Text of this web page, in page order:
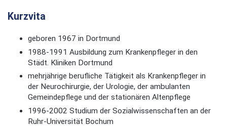
Kurzvita
geboren 1967 in Dortmund
1988-1991 Ausbildung zum Krankenpfleger in den
Städt. Kliniken Dortmund
mehrjährige berufliche Tätigkeit als Krankenpfleger in
der Neurochirurgie, der Urologie, der ambulanten
Gemeindepflege und der stationären Altenpflege
1996-2002 Studium der Sozialwissenschaften an der
Ruhr-Universität Bochum